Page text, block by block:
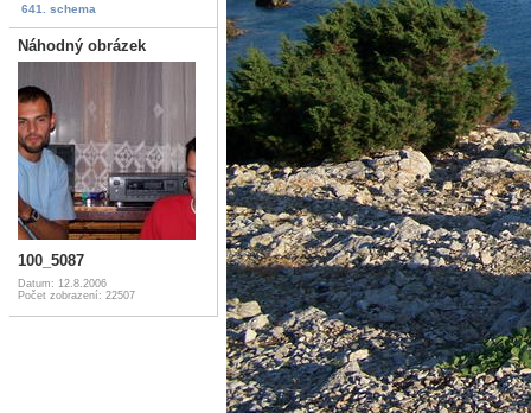
641. schema
Náhodný obrázek
100_5087
Datum: 12.8.2006
Počet zobrazení: 22507